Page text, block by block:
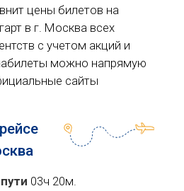
цены билетов на
в г. Москва всех
с учетом акций и
можно напрямую
сайты
03ч 20м.